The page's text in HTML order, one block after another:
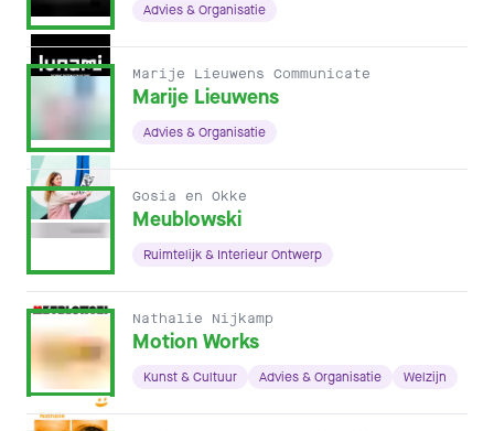
Advies & Organisatie
Marije Lieuwens Communicate
Marije Lieuwens
Advies & Organisatie
Gosia en Okke
Meublowski
Ruimtelijk & Interieur Ontwerp
Nathalie Nijkamp
Motion Works
Kunst & Cultuur Advies & Organisatie Welzijn